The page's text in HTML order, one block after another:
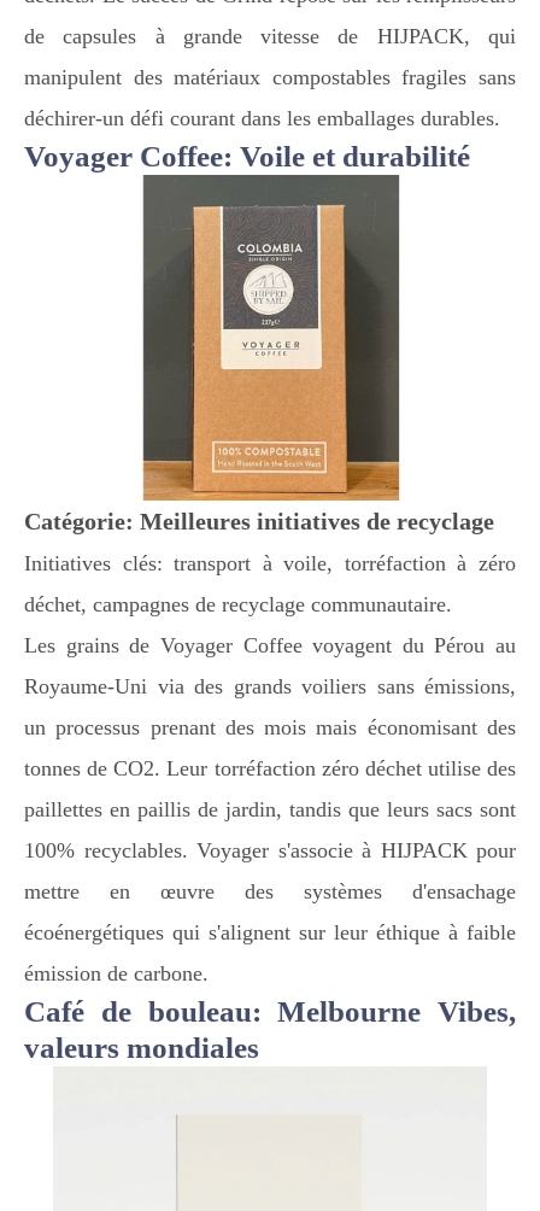
de capsules à grande vitesse de HIJPACK, qui
manipulent des matériaux compostables fragiles sans
déchirer-un défi courant dans les emballages durables.
Voyager Coffee: Voile et durabilité
Catégorie: Meilleures initiatives de recyclage
Initiatives clés: transport à voile, torréfaction à zéro
déchet, campagnes de recyclage communautaire.
Les grains de Voyager Coffee voyagent du Pérou au
Royaume-Uni via des grands voiliers sans émissions,
un processus prenant des mois mais économisant des
tonnes de CO2. Leur torréfaction zéro déchet utilise des
paillettes en paillis de jardin, tandis que leurs sacs sont
100% recyclables. Voyager s'associe à HIJPACK pour
mettre en œuvre des systèmes d'ensachage
écoénergétiques qui s'alignent sur leur éthique à faible
émission de carbone.
Café de bouleau: Melbourne Vibes,
valeurs mondiales